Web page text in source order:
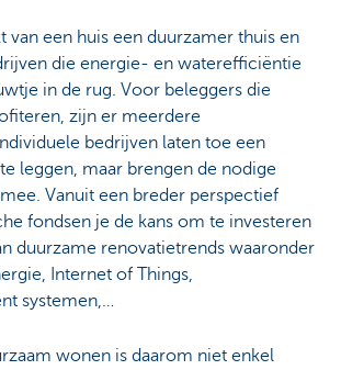
van een huis een duurzamer thuis en
die energie- en waterefficiëntie
in de rug. Voor beleggers die
zijn er meerdere
bedrijven laten toe een
leggen, maar brengen de nodige
Vanuit een breder perspectief
fondsen je de kans om te investeren
duurzame renovatietrends waaronder
Internet of Things,
systemen,…
wonen is daarom niet enkel